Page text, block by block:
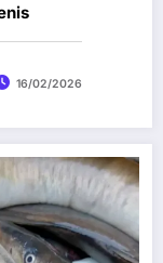
16/02/2026